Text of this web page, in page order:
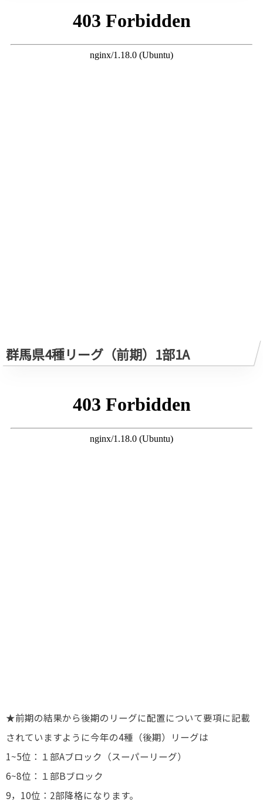
群馬県4種リーグ（前期）1部1A
★前期の結果から後期のリーグに配置について要項に記載
されていますように今年の4種（後期）リーグは
1~5位：１部Aブロック（スーパーリーグ）
6~8位：１部Bブロック
9，10位：2部降格になります。